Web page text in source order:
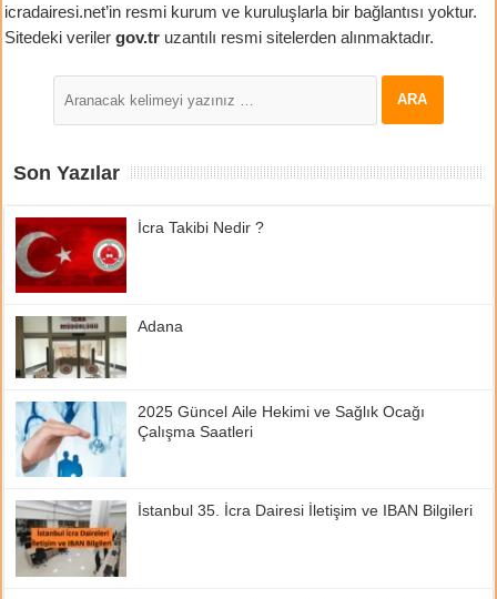
icradairesi.net’in resmi kurum ve kuruluşlarla bir bağlantısı yoktur.
Sitedeki verilergov.tr uzantılı resmi sitelerden alınmaktadır.
Son Yazılar
İcra Takibi Nedir ?
Adana
2025 Güncel Aile Hekimi ve Sağlık Ocağı
Çalışma Saatleri
İstanbul 35. İcra Dairesi İletişim ve IBAN Bilgileri